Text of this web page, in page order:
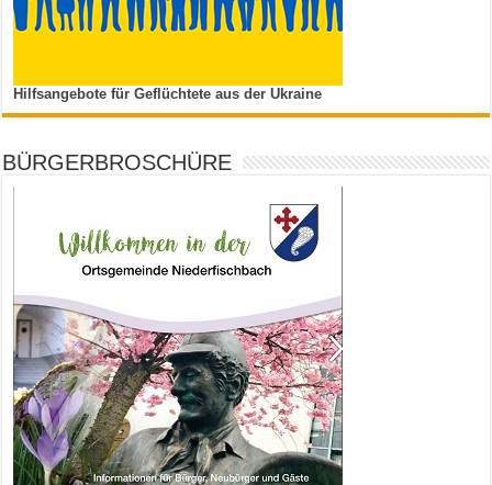
Hilfsangebote für Geflüchtete aus der Ukraine
BÜRGERBROSCHÜRE